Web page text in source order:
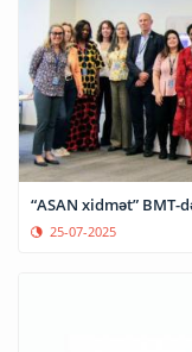
“ASAN xidmət”
25-07-2025